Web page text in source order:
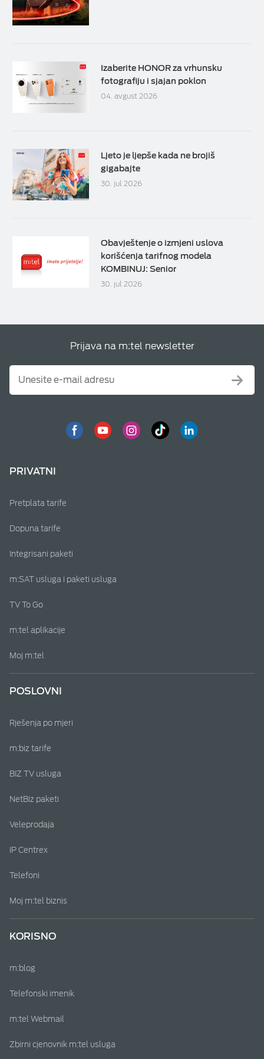
Izaberite HONOR za vrhunsku
fotografiju i sjajan poklon
04. avgust 2026
Ljeto je ljepše kada ne brojiš
gigabajte
30. jul 2026
Obavještenje o izmjeni uslova
korišćenja tarifnog modela
KOMBINUJ: Senior
30. jul 2026
Prijava na m:tel newsletter
PRIVATNI
Pretplata tarife
Dopuna tarife
Integrisani paketi
m:SAT usluga i paketi usluga
TV To Go
m:tel aplikacije
Moj m:tel
POSLOVNI
Rješenja po mjeri
m:biz tarife
BIZ TV usluga
NetBiz paketi
Veleprodaja
IP Centrex
Telefoni
Moj m:tel biznis
KORISNO
m:blog
Telefonski imenik
m:tel Webmail
Zbirni cjenovnik m:tel usluga